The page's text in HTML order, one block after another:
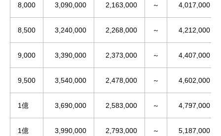
8,000 3,090,000 2,163,000 ～ 4,017,000
8,500 3,240,000 2,268,000 ～ 4,212,000
9,000 3,390,000 2,373,000 ～ 4,407,000
9,500 3,540,000 2,478,000 ～ 4,602,000
1億 3,690,000 2,583,000 ～ 4,797,000
1億
3,990,000 2,793,000 ～ 5,187,000